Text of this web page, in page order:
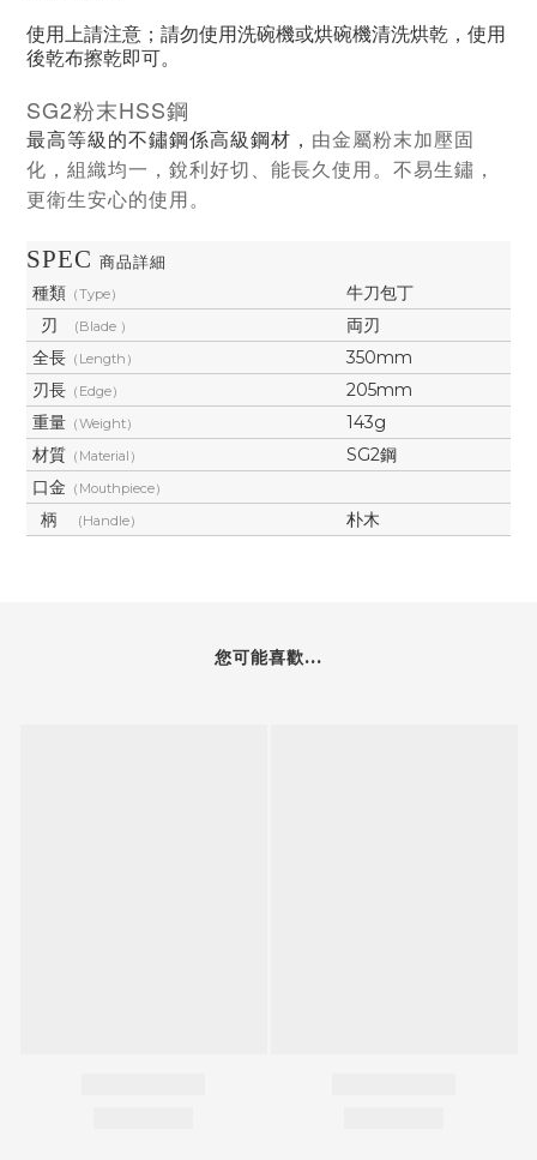
使用上請注意；請勿使用洗碗機或烘碗機清洗烘乾，使用
後乾布擦乾即可。
SG2粉末HSS鋼
最高等級的不鏽鋼係高級鋼材， 由金屬粉末加壓固
化，組織均一，銳利好切、能長久使用。不易生鏽，
更衛生安心的使用。
SPEC 商品詳細
種類 （Type）
牛刀包丁
刃
(Blade ）
両刃
全長 （Length）
350mm
刃長 （Edge）
205mm
重量 （Weight）
143g
材質 （Material）
SG2鋼
口金 （Mouthpiece）
柄 (Handle） 朴木
您可能喜歡...